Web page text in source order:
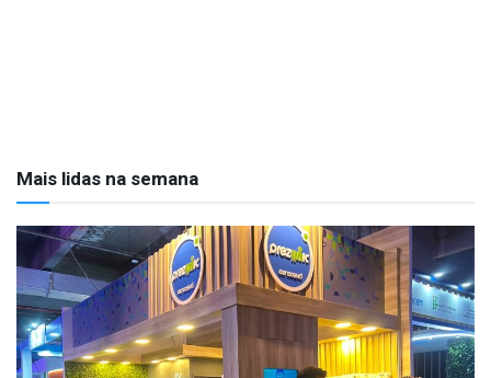
Mais lidas na semana